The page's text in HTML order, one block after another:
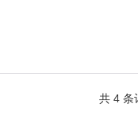
共 4